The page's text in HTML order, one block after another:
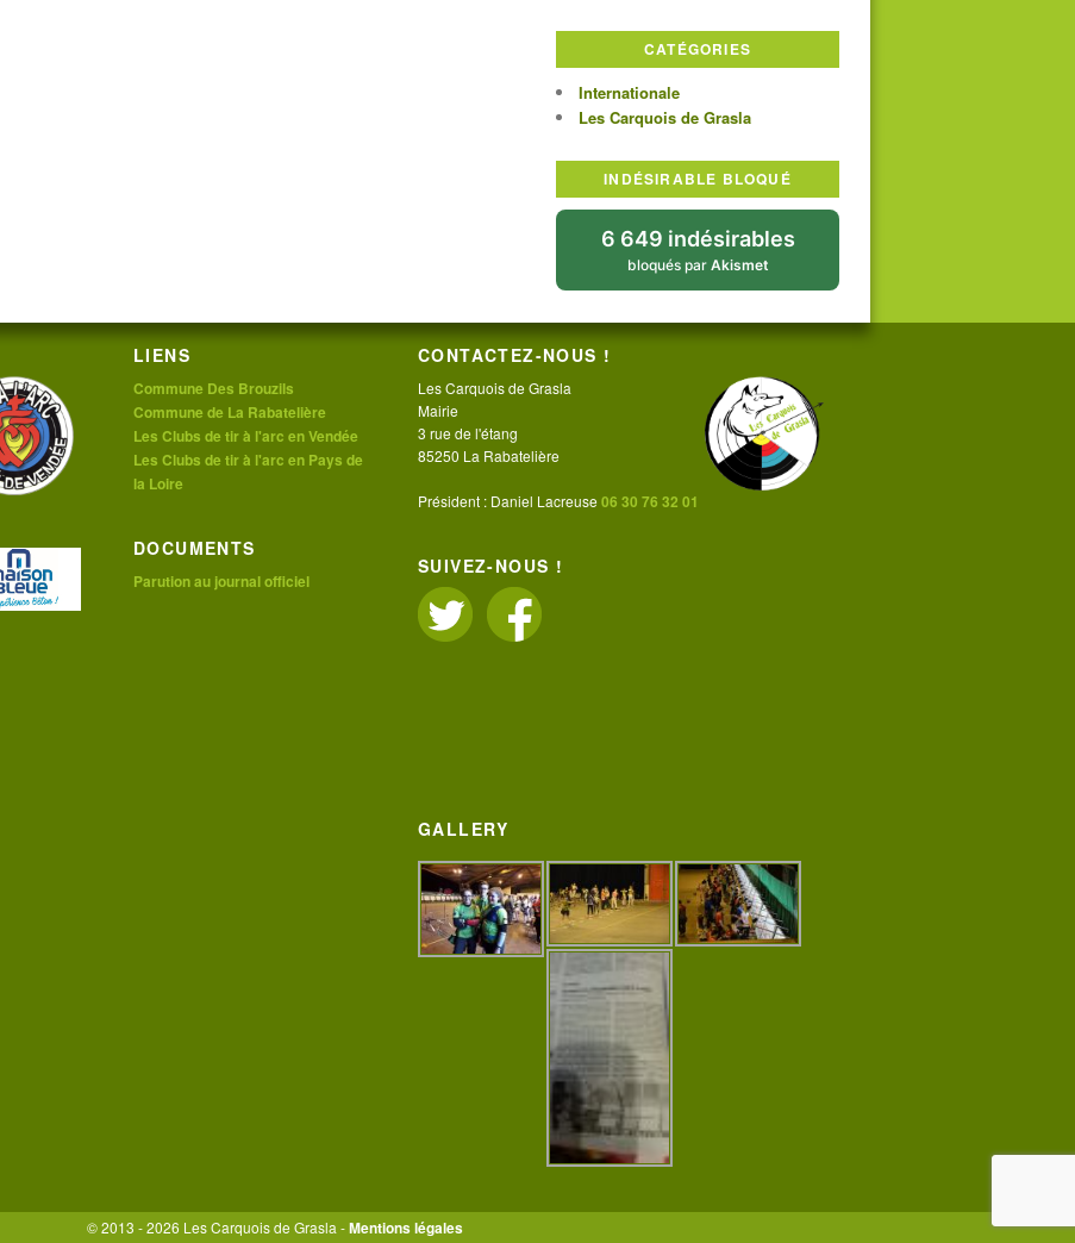
CATÉGORIES
Internationale
Les Carquois de Grasla
INDÉSIRABLE BLOQUÉ
6 649 indésirables
bloqués par Akismet
LIENS
Commune Des Brouzils
Commune de La Rabatelière
Les Clubs de tir à l'arc en Vendée
Les Clubs de tir à l'arc en Pays de
la Loire
DOCUMENTS
Parution au journal officiel
CONTACTEZ-NOUS !
Les Carquois de Grasla
Mairie
3 rue de l'étang
85250 La Rabatelière
Président : Daniel Lacreuse06 30 76 32 01
SUIVEZ-NOUS !
GALLERY
© 2013 - 2026 Les Carquois de Grasla -Mentions légales